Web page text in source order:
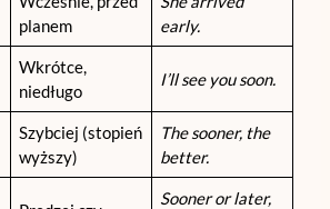
planem
early.
Wkrótce,
niedługo
I’ll see you soon.
Szybciej (stopień
wyższy)
The sooner, the
better.
Sooner or later,